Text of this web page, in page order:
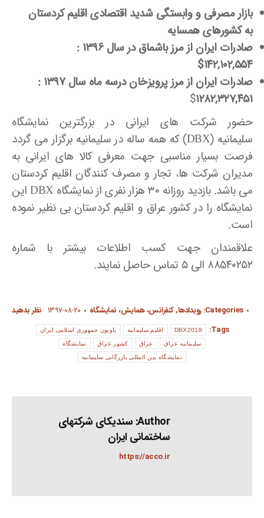
بازار مصرفی و وابستگی شدید اقتصادی اقلیم کردستان
به کشورهای همسایه
صادرات ایران از مرز باشماق در سال ۱۳۹۶ :
۱۴۲,۱۰۲,۵۵۴$
صادرات ایران از مرز پرویزخان درسه ماه سال ۱۳۹۷ :
۱۲۸۲,۳۲۷,۴۵۱$
حضور شرکت های ایرانی در بزرگترین نمایشگاه
سلیمانیه(DBX)که همه ساله در سلیمانیه برگزار می گردد
فرصت بسیار مناسبی جهت معرفی کالا های ایرانی به
مدیران شرکت ها، تجار و مصرف کنندگان اقلیم کردستان
می باشد. بازدید روزانه ۳۰ هزار نفری از نمایشگاه
DBXاین
نمایشگاه را در کشور عراق و اقلیم کردستان بی نظیر نموده
است.
علاقمندان جهت کسب اطلاعات بیشتر با شماره
۸۸۵۴۰۲۵۲ الی ۵ تماس حاصل نمایند.
Categories: رویدادها,کنفرانس، همایش، نمایشگاه ۱۳۹۷-۰۸-۲۰ نظر بدهید
Tags:
DBX2018 اقلیم سلیمانیه پاویون جمهوری اسلامی ایران
سلیمانیه عراق عراق کشور عراق نمایشگاه
نمایشگاه بین المللی بازرگانی سلیمانیه
Author: سندیکای شرکتهای
ساختمانی ایران
https://acco.ir